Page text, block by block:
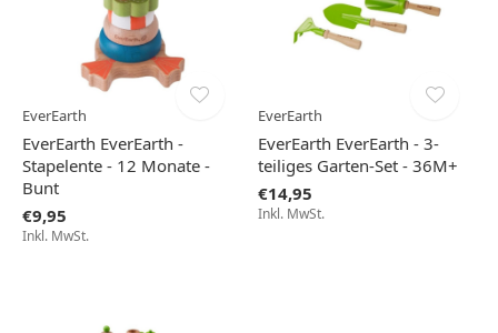
EverEarth
EverEarth EverEarth -
Stapelente - 12 Monate -
Bunt
€9,95
Inkl. MwSt.
EverEarth
EverEarth EverEarth - 3-
teiliges Garten-Set - 36M+
€14,95
Inkl. MwSt.